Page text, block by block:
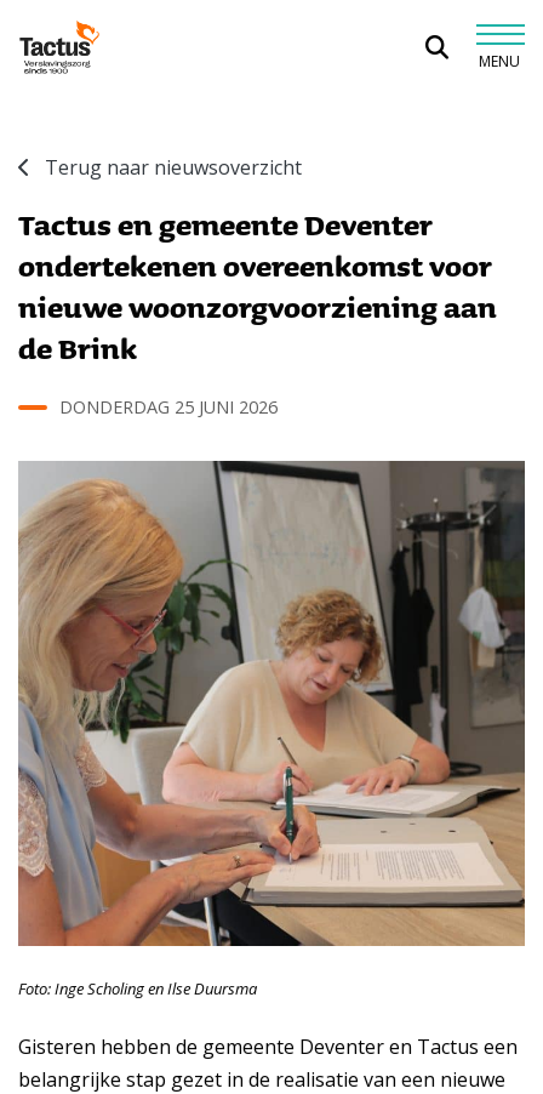
Spring naar content
MENU
Terug naar nieuwsoverzicht
Tactus en gemeente Deventer
ondertekenen overeenkomst voor
nieuwe woonzorgvoorziening aan
de Brink
DONDERDAG 25 JUNI 2026
Foto: Inge Scholing en Ilse Duursma
Gisteren hebben de gemeente Deventer en Tactus een
belangrijke stap gezet in de realisatie van een nieuwe